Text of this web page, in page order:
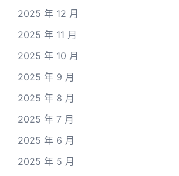
2025 年 12 月
2025 年 11 月
2025 年 10 月
2025 年 9 月
2025 年 8 月
2025 年 7 月
2025 年 6 月
2025 年 5 月